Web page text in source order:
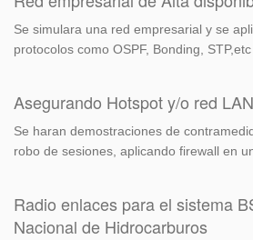
Se simulara una red empresarial y se
protocolos como OSPF, Bonding, STP,etc
Asegurando Hotspot y/o red LAN
Se haran demostraciones de
robo de sesiones, aplicando firewall en
Radio enlaces para el sistema
Nacional de Hidrocarburos